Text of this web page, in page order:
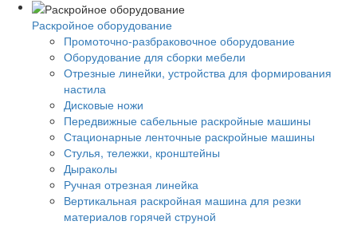
Раскройное оборудование
Промоточно-разбраковочное оборудование
Оборудование для сборки мебели
Отрезные линейки, устройства для формирования
настила
Дисковые ножи
Передвижные сабельные раскройные машины
Стационарные ленточные раскройные машины
Стулья, тележки, кронштейны
Дыраколы
Ручная отрезная линейка
Вертикальная раскройная машина для резки
материалов горячей струной